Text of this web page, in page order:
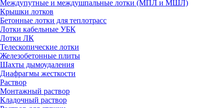
Междупутные и междушпальные лотки (МПЛ и МШЛ)
Крышки лотков
Бетонные лотки для теплотрасс
Лотки кабельные УБК
Лотки ЛК
Телескопические лотки
Железобетонные плиты
Шахты дымоудаления
Диафрагмы жесткости
Раствор
Монтажный раствор
Кладочный раствор